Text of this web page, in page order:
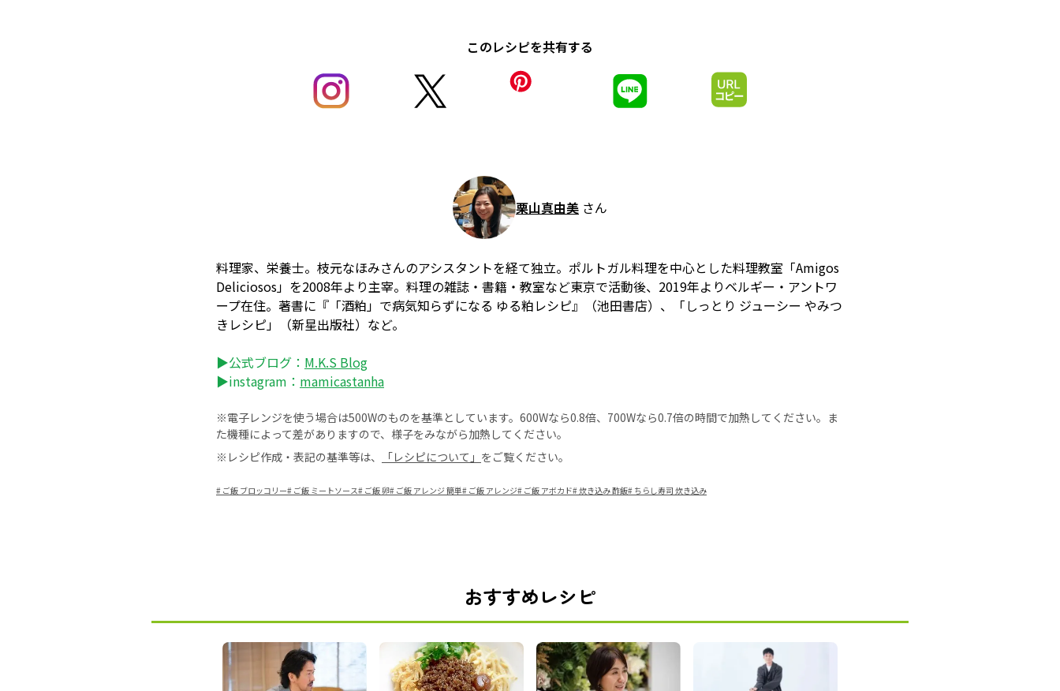
このレシピを共有する
栗山真由美 さん
料理家、栄養士。枝元なほみさんのアシスタントを経て独立。ポルトガル料理を中心とした料理教室「Amigos
Deliciosos」を2008年より主宰。料理の雑誌・書籍・教室など東京で活動後、2019年よりベルギー・アントワ
ープ在住。著書に『「酒粕」で病気知らずになる ゆる粕レシピ』（池田書店）、「しっとり ジューシー やみつ
きレシピ」（新星出版社）など。
▶公式ブログ： M.K.S Blog
▶instagram： mamicastanha
※電子レンジを使う場合は500Wのものを基準としています。600Wなら0.8倍、700Wなら0.7倍の時間で加熱してください。ま
た機種によって差がありますので、様子をみながら加熱してください。
※レシピ作成・表記の基準等は、
「レシピについて」 をご覧ください。
# ご飯 ブロッコリー# ご飯 ミートソース# ご飯 卵# ご飯 アレンジ 簡単# ご飯 アレンジ# ご飯 アボカド#炊き込み 酢飯# ちらし寿司 炊き込み
おすすめレシピ